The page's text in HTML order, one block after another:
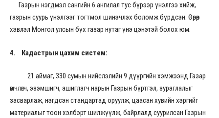
Газрын нэгдмэл сангийн 6 ангилал тус бүрээр үнэлгээ хийж,
газрын суурь үнэлгээг тогтмол шинэчлэх боломж бүрдсэн. Өөрөөр
хэвлэл Монгол улсын бүх газар нутаг үнэ цэнэтэй болох юм.
4. Кадастрын цахим систем:
21 аймаг, 330 сумын нийслэлийн 9 дүүргийн хэмжээнд Газар
өмчлөгч, эзэмшигч, ашиглагч нарын Газрын бүртгэл, зураглалыг
засварлаж, нэгдсэн стандартад оруулж, цаасан хувийн хэргийг
материалыг тоон хэлбэрт шилжүүлж, байрлалд суурилсан Газрын